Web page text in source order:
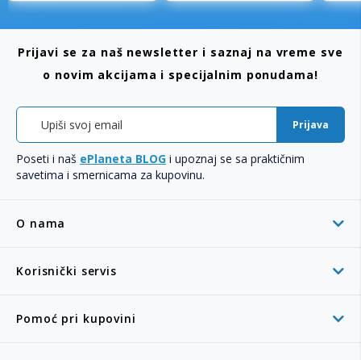
O nama
Korisnički servis
Pomoć pri kupovini
Prijavi se za naš newsletter i saznaj na vreme sve
o novim akcijama i specijalnim ponudama!
Prijava
Poseti i naš ePlaneta BLOG i upoznaj se sa praktičnim
savetima i smernicama za kupovinu.